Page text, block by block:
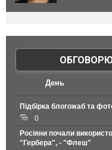
День
Підбірка блогожаб та
0
Росіяни почали
"Гербера", - "Флеш"